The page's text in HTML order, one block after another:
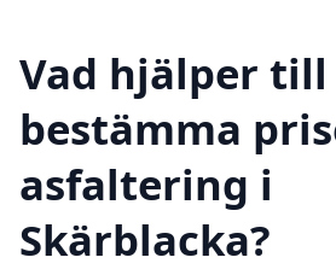
Vad hjälper
bestämma
asfaltering i
Skärblacka?